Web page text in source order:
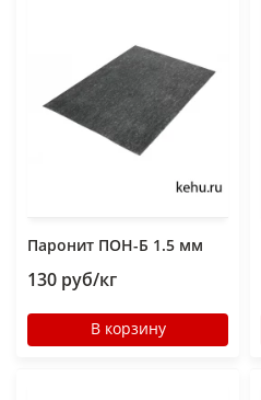
Паронит ПОН-Б 1.5 мм
130 руб/кг
В корзину